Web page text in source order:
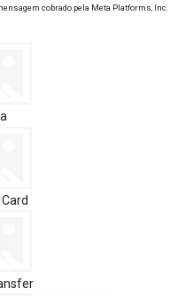
cobrado pela Meta Platforms, Inc.